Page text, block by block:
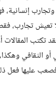
إنسانية،
تعيش تجارب،
تكتب
أو الثقافي
عليها فعل